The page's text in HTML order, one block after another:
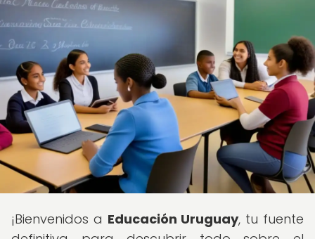
¡Bienvenidos a Educación Uruguay, tu fuente